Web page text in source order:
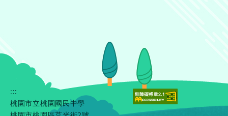
:::
桃園市立桃園國民中學